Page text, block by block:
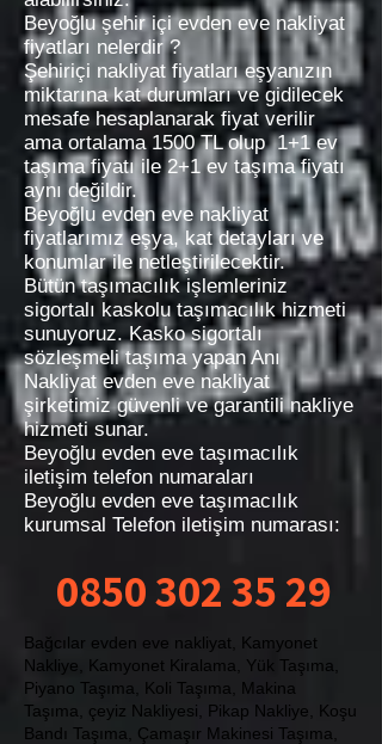
Beyoğlu şehir içi evden eve nakliyat
fiyatları nelerdir ?
Şehiriçi nakliyat fiyatları eşyanızın
miktarına kat durumları ve gidilecek
mesafe hesaplanarak fiyat verilir
ama ortalama 1500 TL olup 1+1 ev
taşıma fiyatı ile 2+1 ev taşıma fiyatı
aynı değildir.
Beyoğlu evden eve nakliyat
fiyatlarımız eşya, kat detayları ve
konumlar ile netleştirilecektir.
Bütün taşımacılık işlemleriniz
sigortalı kaskolu taşımacılık hizmeti
sunuyoruz. Kasko sigortalı
sözleşmeli taşıma yapan Anı
Nakliyat evden eve nakliyat
şirketimiz güvenli ve garantili nakliye
hizmeti sunar.
Beyoğlu evden eve taşımacılık
iletişim telefon numaraları
Beyoğlu evden eve taşımacılık
kurumsal Telefon iletişim numarası:
0850 302 35 29
Bağcılar evden eve nakliyat, Kamyonet Nakliye, Kamyonet Kiralama, Yük Taşıma, Piyano Taşıma, Koli Taşıma, Makina Taşıma, çeyiz Nakliyesi, Pikap Nakliye, Koşu Bandı Taşıma, Çamaşır Makinesi Taşıma, Bulaşık Makinesi Taşıma ,Kasa Taşıma, Mobilya Taşıma, Transporte de camiones, Alquiler de camiones, Transporte de carga, Transporte de piano, Transporte de paquetes, Transporte de máquinas, Transporte Dowery, Transporte de camionetas, Transporte en cinta, Transporte de lavadoras, Transporte de lavavajillas, Transporte seguro, Transporte de muebles, Truck Transport, Truck Rental, Cargo Transport, Piano Transport, Parcel Transport, Machine Transport, dowry Transport, Pickup Transport, Treadmill Transport, Washing Machine Transport, Dishwasher Transport, Case Transport, Furniture Transport, Transporte de camiones, Alquiler de camiones, Transporte de carga, النقل بالشاحنات ، تأجير الشاحنات ، نقل البضائع ، نقل البيانو ، نقل الطرود ، نقل الآلة ، نقل المهور ، النقل لاقط ، نقل المطحنة ، نقل الغسالة ، نقل غسالة الصحون ، نقل الحالة ، نقل الأثاث, , Evden eve nakliyat Bağcılar , Bağcılar Kurumsal Nakliyat, Bağcılar Evden Eve Nakliye, Avcılar Nakliyat, Avcılar Evden Eve, Nakliyat Fiyatları Avcılar, Evden Eve Nakliyat Avcılar, Taşımacılık Avcılar, Avcılar Parça Eşya Taşıma, Avcılar Eşya taşıma, Avcılar Şehirlerarası nakliyat, Avcılar Şehir içi Nakliyat, Avcılar Parça Eşya Taşıma, Avcılar Sigortalı Nakliyat, Avcılar Transport, Avcılar Home to Home, Transport Prices Avcılar, Home to Home Transport Avcılar, Transport Avcılar, Avcılar Piece Goods Transportation, Avcılar Goods Transportation, Avcılar Intercity Transportation, Avcılar Urban Transportation, Avcılar Piece Item Transportation, Avcılar Insured Transportation, Авджылар Транспорт, Авджылар На дом, Транспортные цены Авджылар, Транспорт От дома до дома Авджылар, Транспорт Авджылар, Перевозка штучных грузов Авджылар, Перевозка грузов Авджылар, Междугородние перевозки Авджылар, Городские перевозки Авджылар, Транспортировка штучных грузов Авджылар, Авджылар застрахованный транспорт,t، أسعار النقل Avcılar، من منزل إلى منزل النقل Avcılar، النقل Avcılar، Avcılar قطعة نقل البضائع، Avcılar نقل البضائع، Avcılar Intercity Transportation، Avcılar Urban Transportation، Avcılar Piece Item Transport،, sanateseri taşımacılığı, tablo taşımacılığı, tablo nakliyesi, heykel nakliyesi, sanat eseritaşımacılığı sanat eseri nakliyesi, sanateseri nakliyesi, Hijyenik nakliyat, İstanbul İçi Profesyonel Nakliyat, Firmaları Nakliyat Firmaları, İstanbul İçi Profesyonel NakliyatFirmaları, en iyi Nakliyat Firmaları, en ucuz Nakliyat Firmaları, en kaliteli Nakliyat Firmaları, yurtiçi Nakliyat Firmaları, yurt içi Nakliyat Firmaları, AntikaTaşımacılığı, AntikTaşımacılığı, armut nakliye armutnakliye, armut evden eve nakliyat, armut evdeneve nakliyat, armut evden evenakliyat, nakliyat armut evden eve, Şehiriçi Nakliye, Şehir içi Nakliye, Nakliye Şehir içi, giysi dolaplı taşıma, dolaplı taşıma, yurtiçi nakliyat, yurt içi nakliyat, butik nakliyat, butiknakliyat, alanya nakliyat, alanyanakliyat, Alanya Transport, Transport Alanya, Транспорт Алании, alanya evden eve nakliyat, Доставка на дом в Алании, Alanya home delivery, bodrum home delivery, home delivery Alanya, home delivery bodrum, home delivery istanbul, home delivery üsküdar, home delivery çamlıca, home delivery fatih, home delivery beyoğlu, home delivery nişantaşı, home delivery kadıköy, home delivery moda, istanbula nakliye, istanbulanakliye, istanbula nakliyat, istanbul nakliye, antalya home delivery, ankara home delivery, mugla home delivery, muğla home delivery, marmaris home delivery, datça home delivery, didim home delivery, kuşadası home delivery, mersin home delivery, aydın home delivery, eskişehir home delivery, kütahya home delivery, city ​​home delivery​​, home delivery city, transportation of goods, within the city transportation, of goods​​home delivery besiktas, ​​besiktas delivery, besiktas home delivery, home delivery taksim, taksim home delivery, homedelivery city, ​​seat transport, city ​​seattransport​​, seat transport​​seattransport, belek nakliyat, beleknakliyat, istanbulbeleknakliyat, bebek nakliyat, bebeknakliyat, home delivery bebek, bebek home delivery, maslak home delivery, home delivery maslak, home delivery sariyer, home delivery sarıyer, home delivery zekeriyaköy, zekeriyakoy home delivery, sariyer home delivery, sanathırsızı, sanattaşıma firması, maslak nakliyat, maslaknakliyat, nakliyatmaslak, nakliyat maslak, home delivery yeniköy, home delivery emirgan, home delivery uskudar, home delivery kadikoy, home delivery acibadem, home delivery kosuyolu home delivery ümraniye, home delivery umraniye, home delivery camlica, home delivery adalar, home delivery atakoy, home delivery suadiye, suadiye home delivery, yeniköy home delivery, yenikoy home delivery, home delivery beylerbeyi, home delivery kuzguncuk, home delivery cengelkoy, home delivery atasehir, home delivery ataşehir, ataşehir home delivery, atasehir home delivery, ataşehirnakliyat, nakliyat ataşehir, moda nakliyat, modanakliyat, nakliyat moda, suadiye nakliyat, suadiyenakliyat, nakliyat, nakliyat adalar, nakliyat, nakliyatadalar evden, nakliyat ofis, nakliyat, tepe nakliyat, tepenakliyat, nakliyattepe, kurtuluş nakliyat, kurtuluşnakliyat, nakliyatkurtuluş, cihangir nakliyat, cihangirnakliyat, nakliyatcihangir, cihangir home delivery, home delivery cihangir, gültepe nakliyat, gültepenakliyat, home delivery etiler, home delivery akatlar, home delivery hisar, etiler home delivery, akatlar home delivery, ortaköy home delivery, fikirtepe home delivery, home delivery fikirtepe, sariyerhome delivery, bahçeköy home delivery, kilyos home delivery, arıköy home delivery, home delivery arıköy, home delivery kireçburnu, home delivery tarabya, tarabya home delivery, home delivery yenikoy, zekeriyaköynakliye, zekeriyaköy nakliye, zekeriyaköy koltuk taşıma, zekeriyaköy parça eşya taşıma, uskumruköy nakliyat, uskumruköynakliye, home delivery uskumrukoy, home deliver, home delive, home delivery istanbul, istambul home delivery, üsküdarnakliyat, üsküdarnakliya, üsküdarnakliye, uskudarhome delivery, home delivery uskuda, koşuyolunakliyat, nakliyatcı, nakliyebul, antalya evden eve nakliyat, side nakliyat, side evden eve nakliyat, manavgat nakliyat, manavgat evden eve nakliyat, anı nakliyat yolda, anınakliyat, aninakliyat, acıbademnakliye, acıbadem nakliye, kosuyolunakliyat, kosuyolunakliye, kosuyolu nakliyat, koşuyolunakliye, koşuyolu nakliye, nakliyat acıbadem, nakliye acıbadem, nakliyat üsküdar, nakliyeüsküdar, nakliyatistanbul, nakliyat harem, harem nakliyat, selimiye nakliyat, nakliyat selimiye, doğancılarnakliyat, doğancılar nakliyat, nakliyat doğancılar, nakliyat sarıyer, nakliye sarıyer, nakliyesarıyer, nakliyat madenler, nakliyatmadenler, madenler nakliyat, nakliyat acarlar, nakliyat göztepe, nakliyat suadiye, fenerbahçe nakliyat, fenerbahçenakliyat, nakliyat fenerbahçe, kızıltoprak nakliyat, nakliyat kızıltoprak, nakliyat caddebostan, nakliyatcaddebostan, caddebostannakliyat, caddebostan nakliyat, transportation carrier home delivery, sariyer home delivery, sile home delivery, ankara home delivery, izmir home delivery, bursa home delivery, beykoz home delivery, acarlar home delivery, kavacık home delivery, levent home delivery, sanayi home delivery, maltepe home delivery, bostancı home delivery, göztepe Nakliyeci, mainframe transportation, table transport, table shipping, sculpture transport, art work transport, artwork shipping, artwork shipping, hygienic transport, Professional Transport, Companies in Istanbul, Forwarding Companies, In Istanbul Professional, Shipping Companies best shipping companies cheapest shipping companies top quality shipping companies Domestic Transport Companies Domestic Transport Companies Antiques Transportation antique transport pear shipping pear shipping pear home delivery pear home delivery pear home delivery shipping pear home to home Local Transport City Transport Shipping Inner City clothes closet transport locker transport domestic shipping domestic shipping boutique shipping boutique shipping Alanya Transport spaceshipping Alanya Transport Transport Alanya Транспорт Алании Alanya home delivery Доставка на дом в Алании Alanya home delivery Bodrum home delivery home delivery Alanya home delivery basement home delivery istanbul home delivery uskudar home delivery camlica home delivery home delivery beyoglu home delivery Nisantasi home delivery kadikoy home delivery fashion shipping to istanbul istanbul shipping shipping to istanbul istanbul shipping antalya home delivery ankara home delivery mugla home delivery mugla home delivery marmaris home delivery datca home delivery didim home delivery kusadasi home delivery mersin home delivery Aydin home delivery Eskisehir home delivery Kütahya Home Delivery city ​​home delivery home delivery city transportation of goods within the city transportation of goods home delivery besiktas besiktas delivery besiktas home delivery home delivery taxi Taksim Home Delivery home delivery city ​​seat transport city ​​seattransport seat transport seattransport baby shipping babyshipping home delivery baby baby home delivery maslak home delivery home delivery maslak home delivery sariyer home delivery sariyer home delivery zekeriyakoy zekeriyakoy home delivery sariyer home delivery maslak shipping maslak shipping shippingmaslak shipping maslak home delivery Yenikoy home delivery emirgan home delivery uskudar home delivery kadikoy home delivery acibadem home delivery route home delivery umraniye home delivery umraniye home delivery camlica home delivery islands home delivery home delivery suadiye suadiye home delivery Yenikoy Home Delivery Yenikoy home delivery home delivery beyl